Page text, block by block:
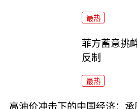
最热
菲方蓄意挑
反制
最热
高油价冲击下的中国经济：承